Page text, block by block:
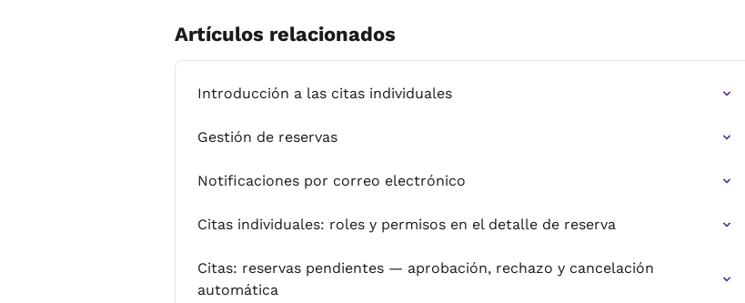
Artículos relacionados
Introducción a las citas individuales
Gestión de reservas
Notificaciones por correo electrónico
Citas individuales: roles y permisos en el detalle de reserva
Citas: reservas pendientes — aprobación, rechazo y cancelación
automática